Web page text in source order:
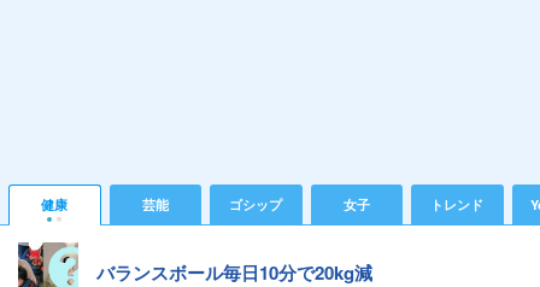
健康 芸能 ゴシップ 女子 トレンド
バランスボール毎日10分で20kg減